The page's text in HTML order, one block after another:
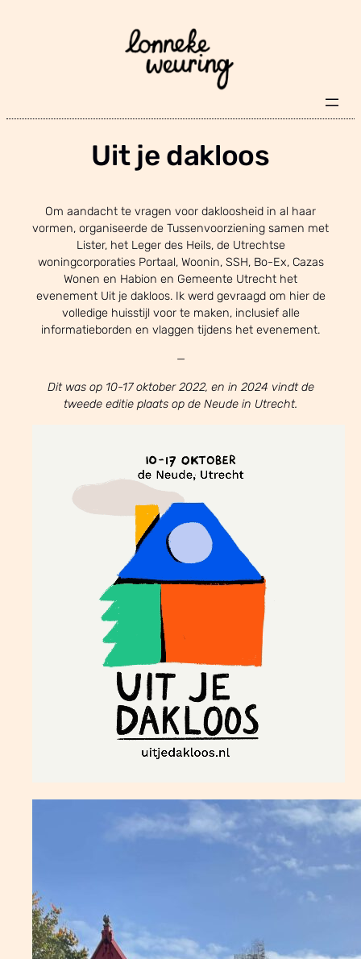
Uit je dakloos
Om aandacht te vragen voor dakloosheid in al haar
vormen, organiseerde de Tussenvoorziening samen met
Lister, het Leger des Heils, de Utrechtse
woningcorporaties Portaal, Woonin, SSH, Bo-Ex, Cazas
Wonen en Habion en Gemeente Utrecht het
evenement Uit je dakloos. Ik werd gevraagd om hier de
volledige huisstijl voor te maken, inclusief alle
informatieborden en vlaggen tijdens het evenement.
—
Dit was op 10-17 oktober 2022, en in 2024 vindt de
tweede editie plaats op de Neude in Utrecht.